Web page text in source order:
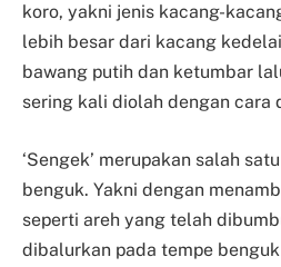
koro, yakni jenis kacang-
lebih besar dari kacang
bawang putih dan ketumbar
sering kali diolah dengan cara
‘Sengek’ merupakan salah
benguk. Yakni dengan
seperti areh yang telah
dibalurkan pada tempe